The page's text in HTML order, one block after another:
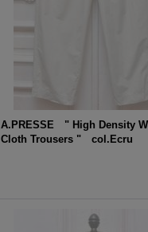
A.PRESSE " High Density
Cloth Trousers " col.Ecru